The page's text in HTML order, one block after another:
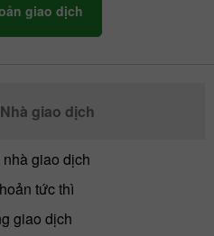
giao dịch
giao dịch
giao dịch
tức thì
giao dịch